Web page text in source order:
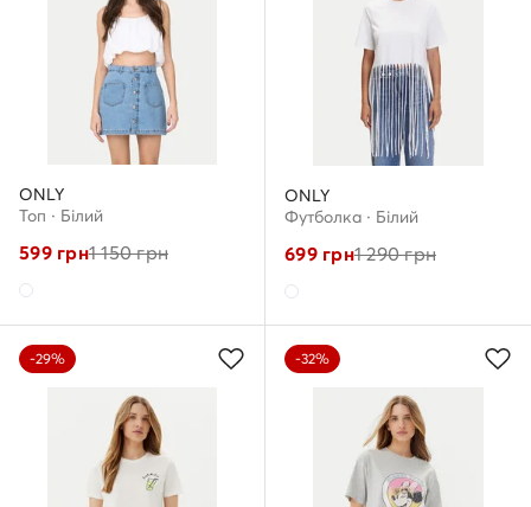
ONLY
Топ · Білий
599грн1 150грн
ONLY
Футболка · Білий
699грн1 290грн
-29% -32%